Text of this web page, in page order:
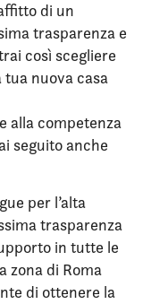
di un
trasparenza e
così scegliere
tua nuova casa
alla competenza
seguito anche
per l’alta
trasparenza
in tutte le
zona di Roma
di ottenere la